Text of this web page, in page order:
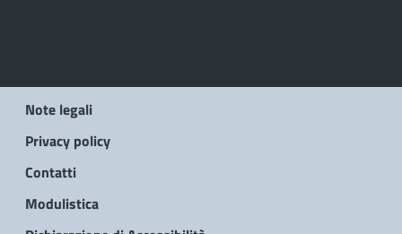
Note legali
Privacy policy
Contatti
Modulistica